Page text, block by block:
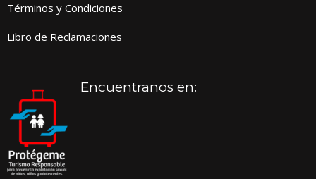
Términos y Condiciones
Libro de Reclamaciones
Encuentranos en: